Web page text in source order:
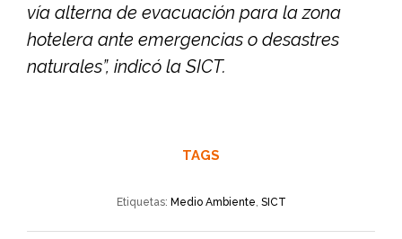
vía alterna de evacuación para la zona
hotelera ante emergencias o desastres
naturales”, indicó la SICT.
TAGS
Etiquetas: Medio Ambiente, SICT